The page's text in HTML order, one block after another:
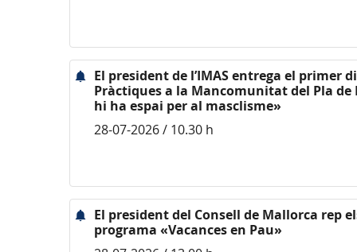
El president de l’IMAS entrega el primer
Pràctiques a la Mancomunitat del Pla
hi ha espai per al masclisme»
28-07-2026 / 10.30 h
El president del Consell de Mallorca rep
programa «Vacances en Pau»